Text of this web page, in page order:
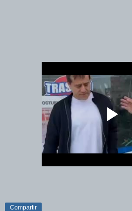
Compartir